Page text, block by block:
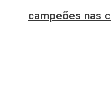
campeões nas